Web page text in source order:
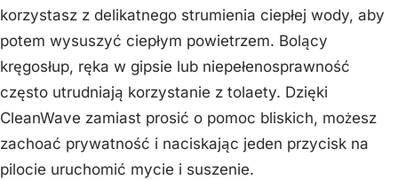
korzystasz z delikatnego strumienia ciepłej wody, aby
potem wysuszyć ciepłym powietrzem. Bolący
kręgosłup, ręka w gipsie lub niepełenosprawność
często utrudniają korzystanie z tolaety. Dzięki
CleanWave zamiast prosić o pomoc bliskich, możesz
zachoać prywatność i naciskając jeden przycisk na
pilocie uruchomić mycie i suszenie.